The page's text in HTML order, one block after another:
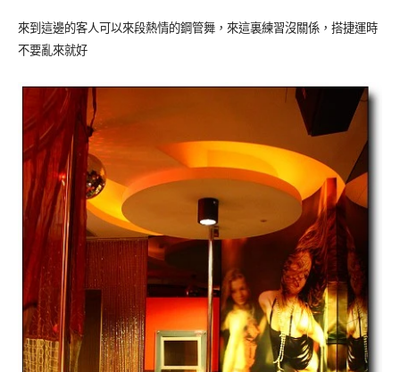
來到這邊的客人可以來段熱情的鋼管舞，來這裏練習沒關係，搭捷運時
不要亂來就好